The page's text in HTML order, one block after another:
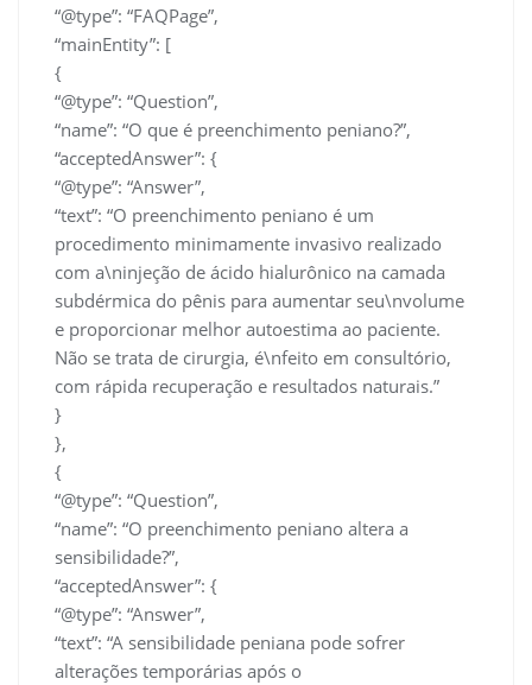
“@type”: “FAQPage”,
“mainEntity”: [
{
“@type”: “Question”,
“name”: “O que é preenchimento peniano?”,
“acceptedAnswer”: {
“@type”: “Answer”,
“text”: “O preenchimento peniano é um
procedimento minimamente invasivo realizado
com a\ninjeção de ácido hialurônico na camada
subdérmica do pênis para aumentar seu\nvolume
e proporcionar melhor autoestima ao paciente.
Não se trata de cirurgia, é\nfeito em consultório,
com rápida recuperação e resultados naturais.”
}
},
{
“@type”: “Question”,
“name”: “O preenchimento peniano altera a
sensibilidade?”,
“acceptedAnswer”: {
“@type”: “Answer”,
“text”: “A sensibilidade peniana pode sofrer
alterações temporárias após o